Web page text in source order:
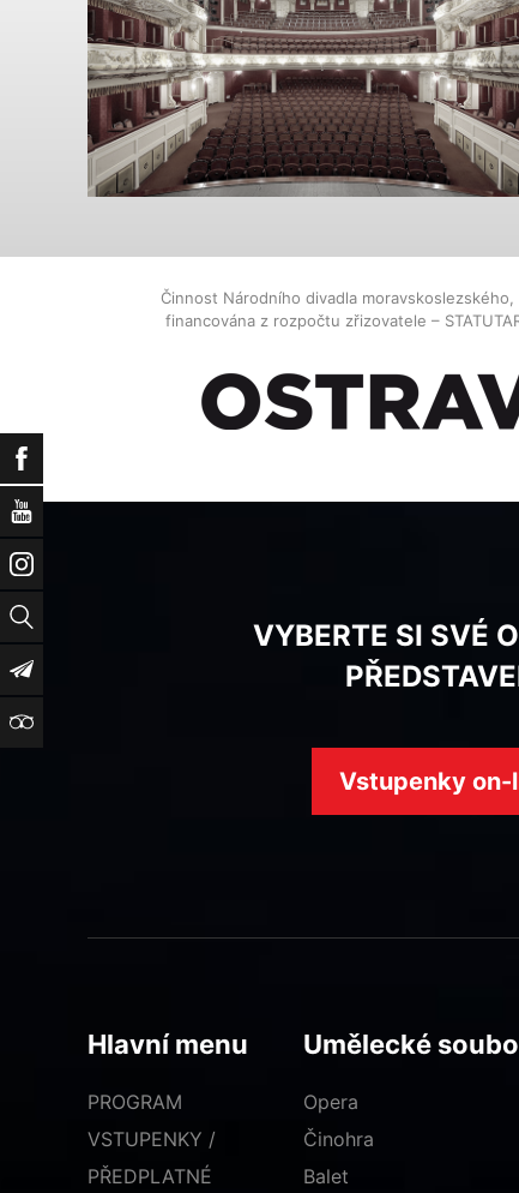
Facebook
YouTube
Instagram
Vyhledat
Newsletter
TripAdvisor
Činnost Národního divadla
financována z rozpočtu zřizovatele –
VYBERTE SI SVÉ
Vstupenky on-
Hlavní menu
PROGRAM
VSTUPENKY /
PŘEDPLATNÉ
Umělecké
Opera
Činohra
Balet